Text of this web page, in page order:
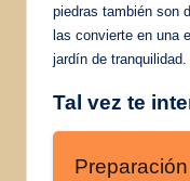
piedras también son
las convierte en una
jardín de tranquilidad.
Tal vez te